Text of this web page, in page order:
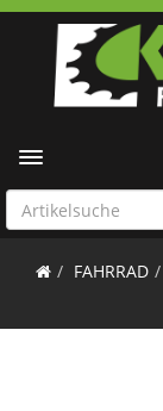
Toggle navigation
FAHRRAD